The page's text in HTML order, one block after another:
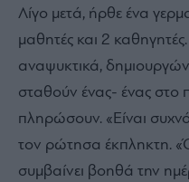
Λίγο μετά, ήρθε ένα
μαθητές και 2
αναψυκτικά,
σταθούν ένας- ένας στο
πληρώσουν. «Είναι
τον ρώτησα έκπληκτη.
συμβαίνει βοηθά την